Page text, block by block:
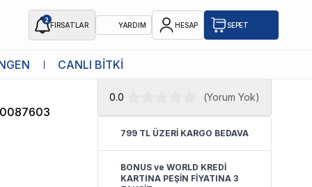
2
FIRSATLAR YARDIM HESAP SEPET
CANLI BİTKİ
Kabı L
★ Atakan Petshop,
satıcısıdır.
0.0 (Yorum Yok)
799 TL ÜZERİ KARGO BEDAVA
BONUS ve WORLD KREDİ
KARTINA PEŞİN FİYATINA 3